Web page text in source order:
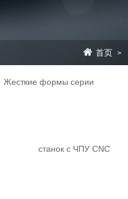
首页 >
Жесткие формы серии
станок с ЧПУ CNC